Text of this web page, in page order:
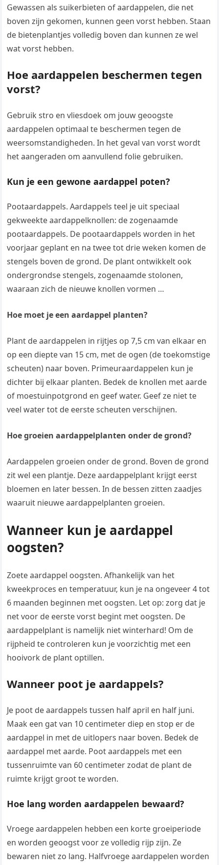
Gewassen als suikerbieten of aardappelen, die net
boven zijn gekomen, kunnen geen vorst hebben. Staan
de bietenplantjes volledig boven dan kunnen ze wel
wat vorst hebben.
Hoe aardappelen beschermen tegen
vorst?
Gebruik stro en vliesdoek om jouw geoogste
aardappelen optimaal te beschermen tegen de
weersomstandigheden. In het geval van vorst wordt
het aangeraden om aanvullend folie gebruiken.
Kun je een gewone aardappel poten?
Pootaardappels. Aardappels teel je uit speciaal
gekweekte aardappelknollen: de zogenaamde
pootaardappels. De pootaardappels worden in het
voorjaar geplant en na twee tot drie weken komen de
stengels boven de grond. De plant ontwikkelt ook
ondergrondse stengels, zogenaamde stolonen,
waaraan zich de nieuwe knollen vormen …
Hoe moet je een aardappel planten?
Plant de aardappelen in rijtjes op 7,5 cm van elkaar en
op een diepte van 15 cm, met de ogen (de toekomstige
scheuten) naar boven. Primeuraardappelen kun je
dichter bij elkaar planten. Bedek de knollen met aarde
of moestuinpotgrond en geef water. Geef ze niet te
veel water tot de eerste scheuten verschijnen.
Hoe groeien aardappelplanten onder de grond?
Aardappelen groeien onder de grond. Boven de grond
zit wel een plantje. Deze aardappelplant krijgt eerst
bloemen en later bessen. In de bessen zitten zaadjes
waaruit nieuwe aardappelplanten groeien.
Wanneer kun je aardappel
oogsten?
Zoete aardappel oogsten. Afhankelijk van het
kweekproces en temperatuur, kun je na ongeveer 4 tot
6 maanden beginnen met oogsten. Let op: zorg dat je
net voor de eerste vorst begint met oogsten. De
aardappelplant is namelijk niet winterhard! Om de
rijpheid te controleren kun je voorzichtig met een
hooivork de plant optillen.
Wanneer poot je aardappels?
Je poot de aardappels tussen half april en half juni.
Maak een gat van 10 centimeter diep en stop er de
aardappel in met de uitlopers naar boven. Bedek de
aardappel met aarde. Poot aardappels met een
tussenruimte van 60 centimeter zodat de plant de
ruimte krijgt groot te worden.
Hoe lang worden aardappelen bewaard?
Vroege aardappelen hebben een korte groeiperiode
en worden geoogst voor ze volledig rijp zijn. Ze
bewaren niet zo lang. Halfvroege aardappelen worden